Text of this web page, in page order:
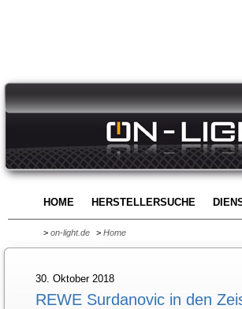
HOME HERSTELLERSUCHE
> on-light.de > Home
30. Oktober 2018
REWE Surdanovic in den